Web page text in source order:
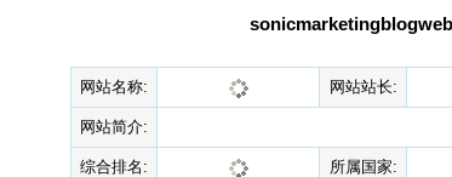
网站名称: 网站站长:
网站简介:
综合排名: 所属国家: